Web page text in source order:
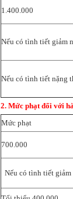
1.400.000
Nếu có tình tiết giảm
Nếu có tình tiết nặng
2. Mức phạt đối với
Mức phạt
700.000
Nếu có tình tiết